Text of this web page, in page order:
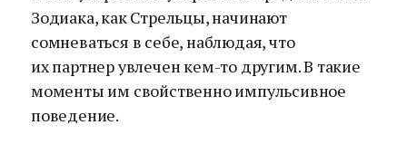
Зодиака, как Стрельцы, начинают
сомневаться в себе, наблюдая, что
их партнер увлечен кем-то другим. В такие
моменты им свойственно импульсивное
поведение.